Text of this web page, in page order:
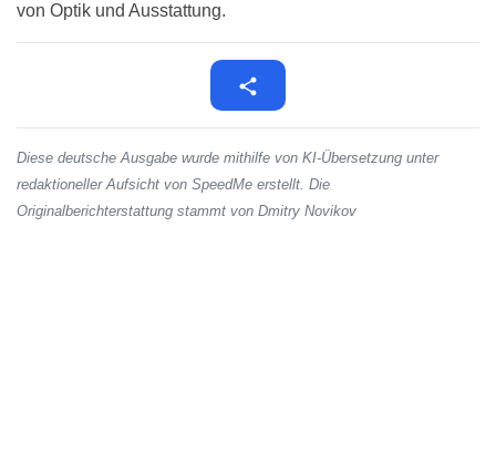
von Optik und Ausstattung.
Diese deutsche Ausgabe wurde mithilfe von KI-Übersetzung unter
redaktioneller Aufsicht von SpeedMe erstellt. Die
Originalberichterstattung stammt von Dmitry Novikov